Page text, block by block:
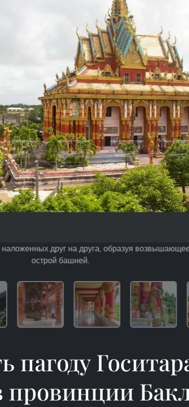
друг на друга, образуя
острой башней.
пагоду
провинции